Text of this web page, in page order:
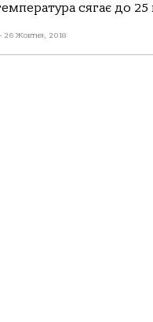
сягає до
- 26 Жовтня, 2018